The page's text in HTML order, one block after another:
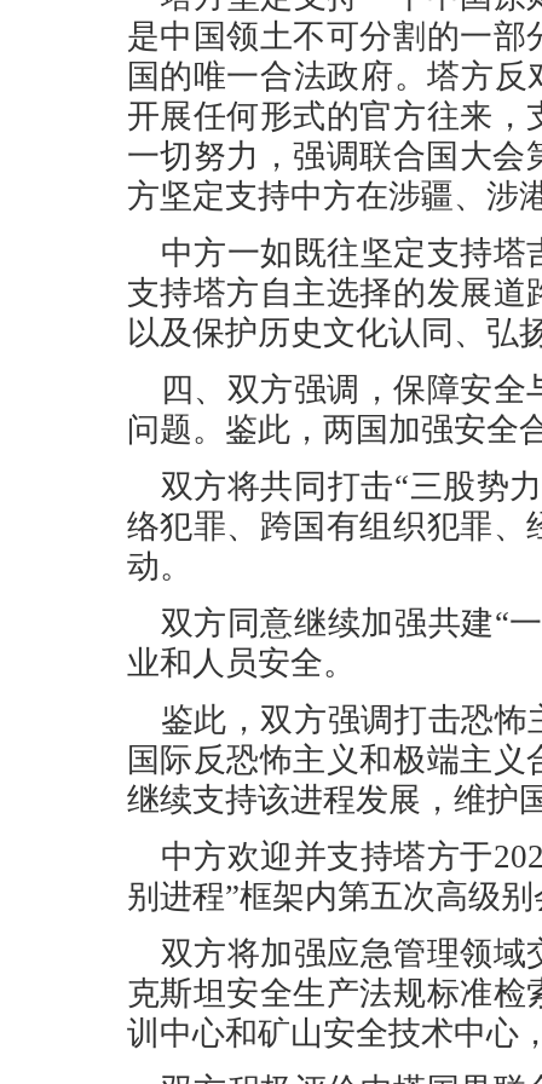
是中国领土不可分割的一
国的唯一合法政府。塔方
开展任何形式的官方往来
一切努力，强调联合国大会
方坚定支持中方在涉疆、涉
中方一如既往坚定支持
支持塔方自主选择的发展
以及保护历史文化认同、弘
四、双方强调，保障安
问题。鉴此，两国加强安全
双方将共同打击“三股势
络犯罪、跨国有组织犯罪
动。
双方同意继续加强共建“
业和人员安全。
鉴此，双方强调打击恐怖
国际反恐怖主义和极端主
继续支持该进程发展，维护
中方欢迎并支持塔方于
别进程”框架内第五次高级
双方将加强应急管理领
克斯坦安全生产法规标准
训中心和矿山安全技术中心